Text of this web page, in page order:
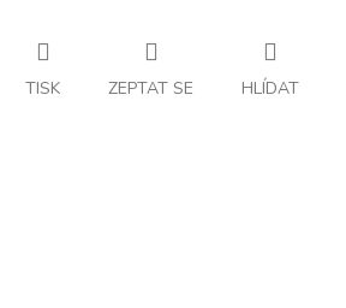
TISK ZEPTAT SE HLÍDAT